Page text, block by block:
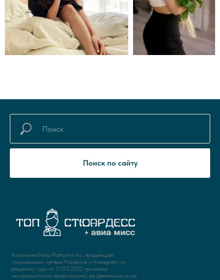
Поиск по сайту
Компания Meta Platforms Inc., владеющая
социальными сетями Facebook и Instagram, по
решению суда от 21.03.2022 признана
экстремистской организацией, ее деятельность на